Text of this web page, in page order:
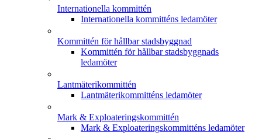
Internationella kommittén
Internationella kommitténs ledamöter
Kommittén för hållbar stadsbyggnad
Kommittén för hållbar stadsbyggnads
ledamöter
Lantmäterikommittén
Lantmäterikommitténs ledamöter
Mark & Exploateringskommittén
Mark & Exploateringskommitténs ledamöter